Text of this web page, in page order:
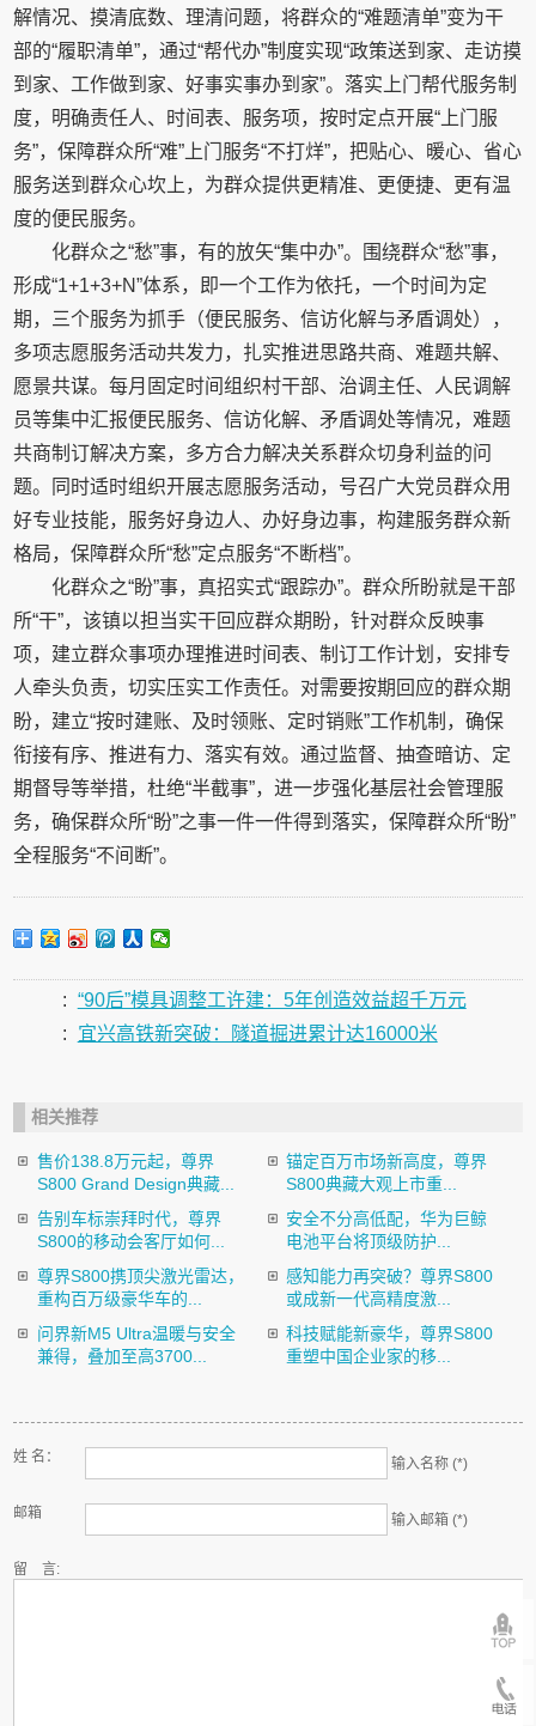
解情况、摸清底数、理清问题，将群众的“难题清单”变为干
部的“履职清单”，通过“帮代办”制度实现“政策送到家、走访摸
到家、工作做到家、好事实事办到家”。落实上门帮代服务制
度，明确责任人、时间表、服务项，按时定点开展“上门服
务”，保障群众所“难”上门服务“不打烊”，把贴心、暖心、省心
服务送到群众心坎上，为群众提供更精准、更便捷、更有温
度的便民服务。
化群众之“愁”事，有的放矢“集中办”。围绕群众“愁”事，
形成“1+1+3+N”体系，即一个工作为依托，一个时间为定
期，三个服务为抓手（便民服务、信访化解与矛盾调处），
多项志愿服务活动共发力，扎实推进思路共商、难题共解、
愿景共谋。每月固定时间组织村干部、治调主任、人民调解
员等集中汇报便民服务、信访化解、矛盾调处等情况，难题
共商制订解决方案，多方合力解决关系群众切身利益的问
题。同时适时组织开展志愿服务活动，号召广大党员群众用
好专业技能，服务好身边人、办好身边事，构建服务群众新
格局，保障群众所“愁”定点服务“不断档”。
化群众之“盼”事，真招实式“跟踪办”。群众所盼就是干部
所“干”，该镇以担当实干回应群众期盼，针对群众反映事
项，建立群众事项办理推进时间表、制订工作计划，安排专
人牵头负责，切实压实工作责任。对需要按期回应的群众期
盼，建立“按时建账、及时领账、定时销账”工作机制，确保
衔接有序、推进有力、落实有效。通过监督、抽查暗访、定
期督导等举措，杜绝“半截事”，进一步强化基层社会管理服
务，确保群众所“盼”之事一件一件得到落实，保障群众所“盼”
全程服务“不间断”。
: “90后”模具调整工许建：5年创造效益超千万元
:
宜兴高铁新突破：隧道掘进累计达16000米
相关推荐
售价138.8万元起，尊界
S800 Grand Design典藏...
锚定百万市场新高度，尊界
S800典藏大观上市重...
告别车标崇拜时代，尊界
S800的移动会客厅如何...
安全不分高低配，华为巨鲸
电池平台将顶级防护...
尊界S800携顶尖激光雷达，
重构百万级豪华车的...
感知能力再突破？尊界S800
或成新一代高精度激...
问界新M5 Ultra温暖与安全
兼得，叠加至高3700...
科技赋能新豪华，尊界S800
重塑中国企业家的移...
姓 名： 输入名称 (*)
邮箱 输入邮箱 (*)
留 言: